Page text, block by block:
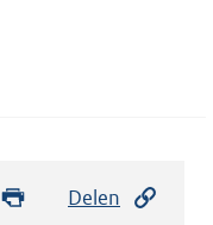
Delen